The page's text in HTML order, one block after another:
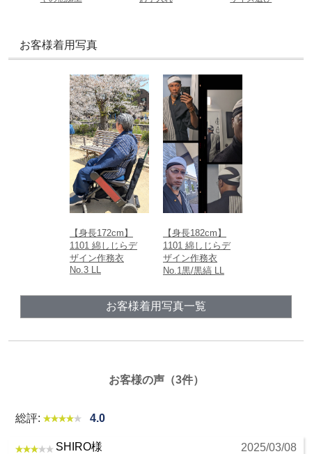
ズボン丈
内股合わせから内股の縫い目に沿った裾までの直線距離
胴回り一周の長さ
日本
おすすめの季節
秋 冬
お客様着用写真
【身長172cm】
1101 綿しじらデ
ザイン作務衣
No.3 LL
【身長182cm】
1101 綿しじらデ
ザイン作務衣
No.1黒/黒縞 LL
お客様着用写真一覧
お客様の声（3件）
総評: 4.0
SHIRO様 2025/03/08